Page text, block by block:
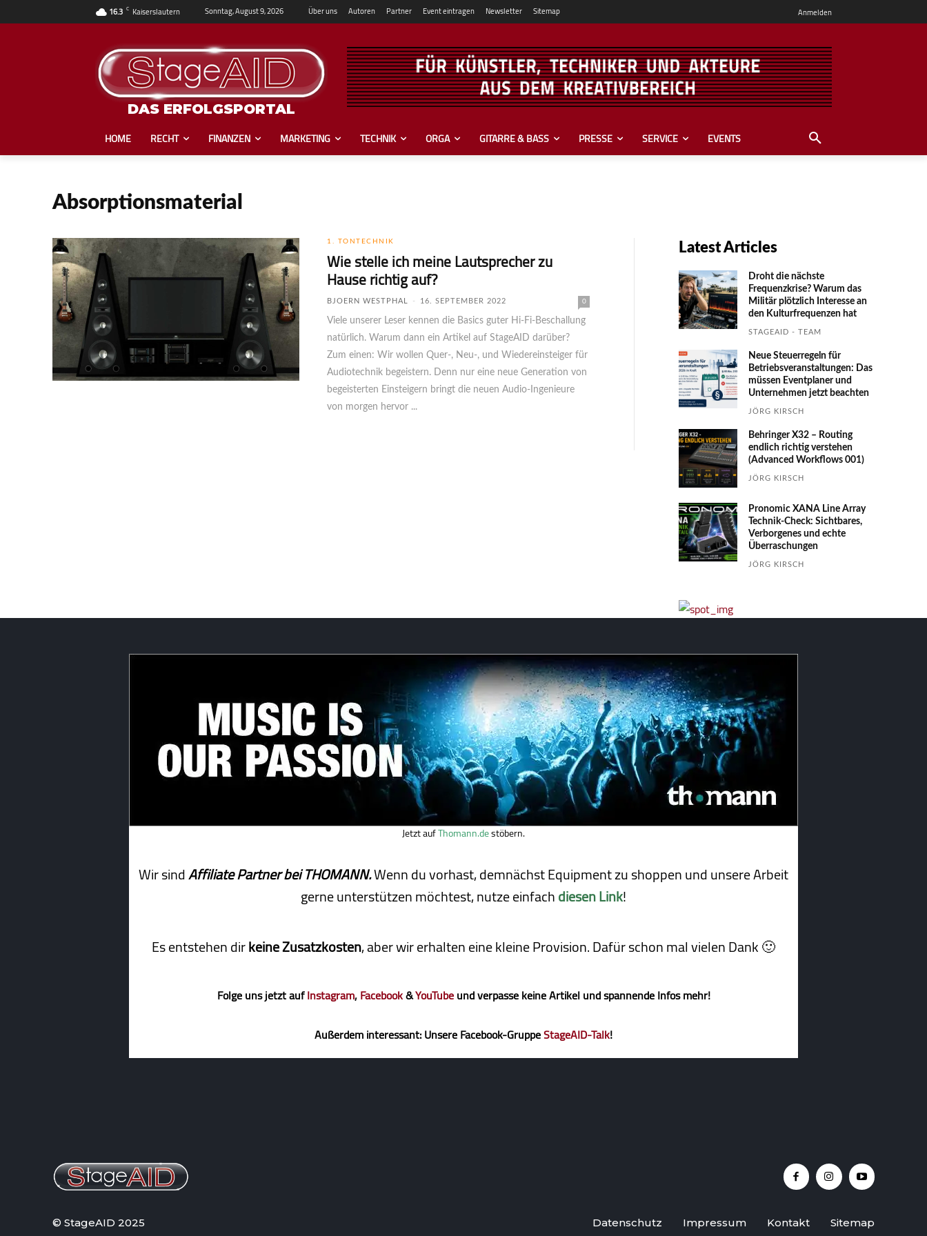
16.3 C Kaiserslautern Sonntag, August 9, 2026 Über uns Autoren Partner Event eintragen Newsletter Sitemap Anmelden
DAS ERFOLGSPORTAL
HOME RECHT FINANZEN MARKETING TECHNIK ORGA GITARRE & BASS PRESSE SERVICE EVENTS
Absorptionsmaterial
1. TONTECHNIK
Wie stelle ich meine Lautsprecher zu
Hause richtig auf?
BJOERN WESTPHAL - 16. SEPTEMBER 2022 0
Viele unserer Leser kennen die Basics guter Hi-Fi-Beschallung
natürlich. Warum dann ein Artikel auf StageAID darüber?
Zum einen: Wir wollen Quer-, Neu-, und Wiedereinsteiger für
Audiotechnik begeistern. Denn nur eine neue Generation von
begeisterten Einsteigern bringt die neuen Audio-Ingenieure
von morgen hervor ...
Latest Articles
Droht die nächste
Frequenzkrise? Warum das
Mili­tär plötzlich Inte­resse an
den Kultur­fre­quen­zen hat
STAGEAID - TEAM
Neue Steuerregeln für
Betriebs­ver­an­stal­tungen: Das
müssen Event­planer und
Unter­nehmen jetzt beachten
JÖRG KIRSCH
Behringer X32 – Routing
endlich richtig verstehen
(Advanced Workflows 001)
JÖRG KIRSCH
Pronomic XANA Line Array
Technik-Check: Sichtbares,
Verborgenes und echte
Überraschungen
JÖRG KIRSCH
Jetzt aufThomann.destöbern.
Wir sindAffiliate Partner bei THOMANN.Wenn du vorhast, demnächst Equipment zu shoppen und unsere Arbeit
gerne unterstützen möchtest, nutze einfachdiesen Link!
Es entstehen dirkeine Zusatzkosten, aber wir erhalten eine kleine Pro­vi­sion. Dafür schon mal vielen Dank 🙂
Folge uns jetzt aufInstagram,Facebook&YouTubeund verpasse keine Artikel und spannende Infos mehr!
Außerdem interessant: Unsere Facebook-GruppeStageAID-Talk!
© StageAID 2025 Datenschutz Impressum Kontakt Sitemap